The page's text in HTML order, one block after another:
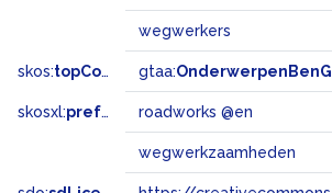
wegwerkers
skos:topConceptOf gtaa:OnderwerpenBenG
skosxl:prefLabel roadworks @en
wegwerkzaamheden